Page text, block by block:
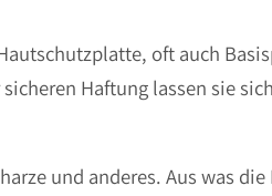
oft auch
Haftung lassen sie
und anderes. Aus was